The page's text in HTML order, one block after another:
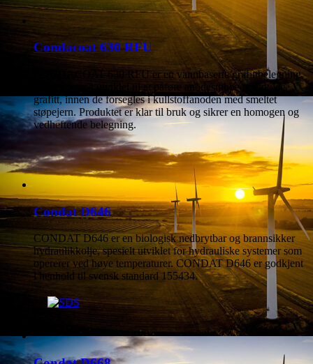
Condacoat 630 RFU
CONDACOAT 630 RFU er en vannbaserte grafittbelegning,
der er spesielt utviklet til at påføre anodestubbe et tynt lag
grafitt, innen de forsegles i kullstoffanoden med smeltet
støpejern. Produktet er klar til bruk og sikrer en homogen og
vedheftende belegning.
Condat D646
CONDAT D646 er en biologisk nedbrytbar og brannsikker
hydraulikkolje, spesielt utviklet for hydrauliske systemer som
opererer ved høye temperaturer. CONDAT D646 er godkjent
i henhold til svensk standard 155434.